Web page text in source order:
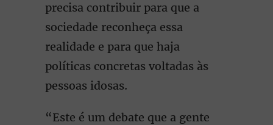
precisa contribuir para que a
sociedade reconheça essa
realidade e para que haja
políticas concretas voltadas às
pessoas idosas.
“Este é um debate que a gente